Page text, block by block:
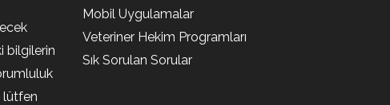
bilgilerin
lütfen
Mobil Uygulamalar
Veteriner Hekim Programları
Sık Sorulan Sorular